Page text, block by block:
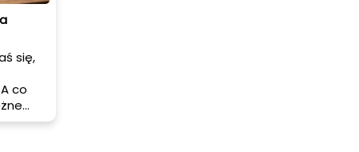
się,
co
do